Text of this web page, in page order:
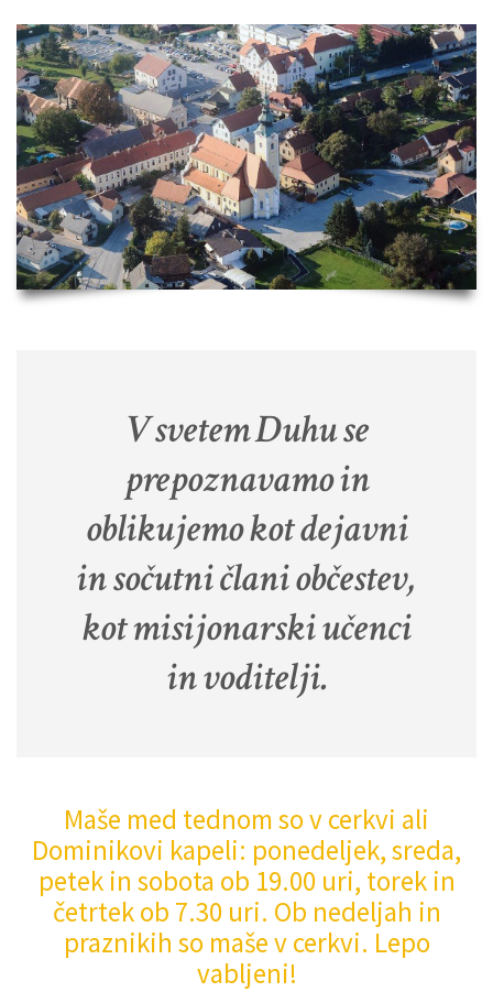
V svetem Duhu se
prepoznavamo in
oblikujemo kot dejavni
in sočutni člani občestev,
kot misijonarski učenci
in voditelji.
Maše med tednom so v cerkvi ali
Dominikovi kapeli: ponedeljek, sreda,
petek in sobota ob 19.00 uri, torek in
četrtek ob 7.30 uri. Ob nedeljah in
praznikih so maše v cerkvi. Lepo
vabljeni!